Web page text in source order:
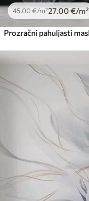
45.00€/m²27 .00 €/m²